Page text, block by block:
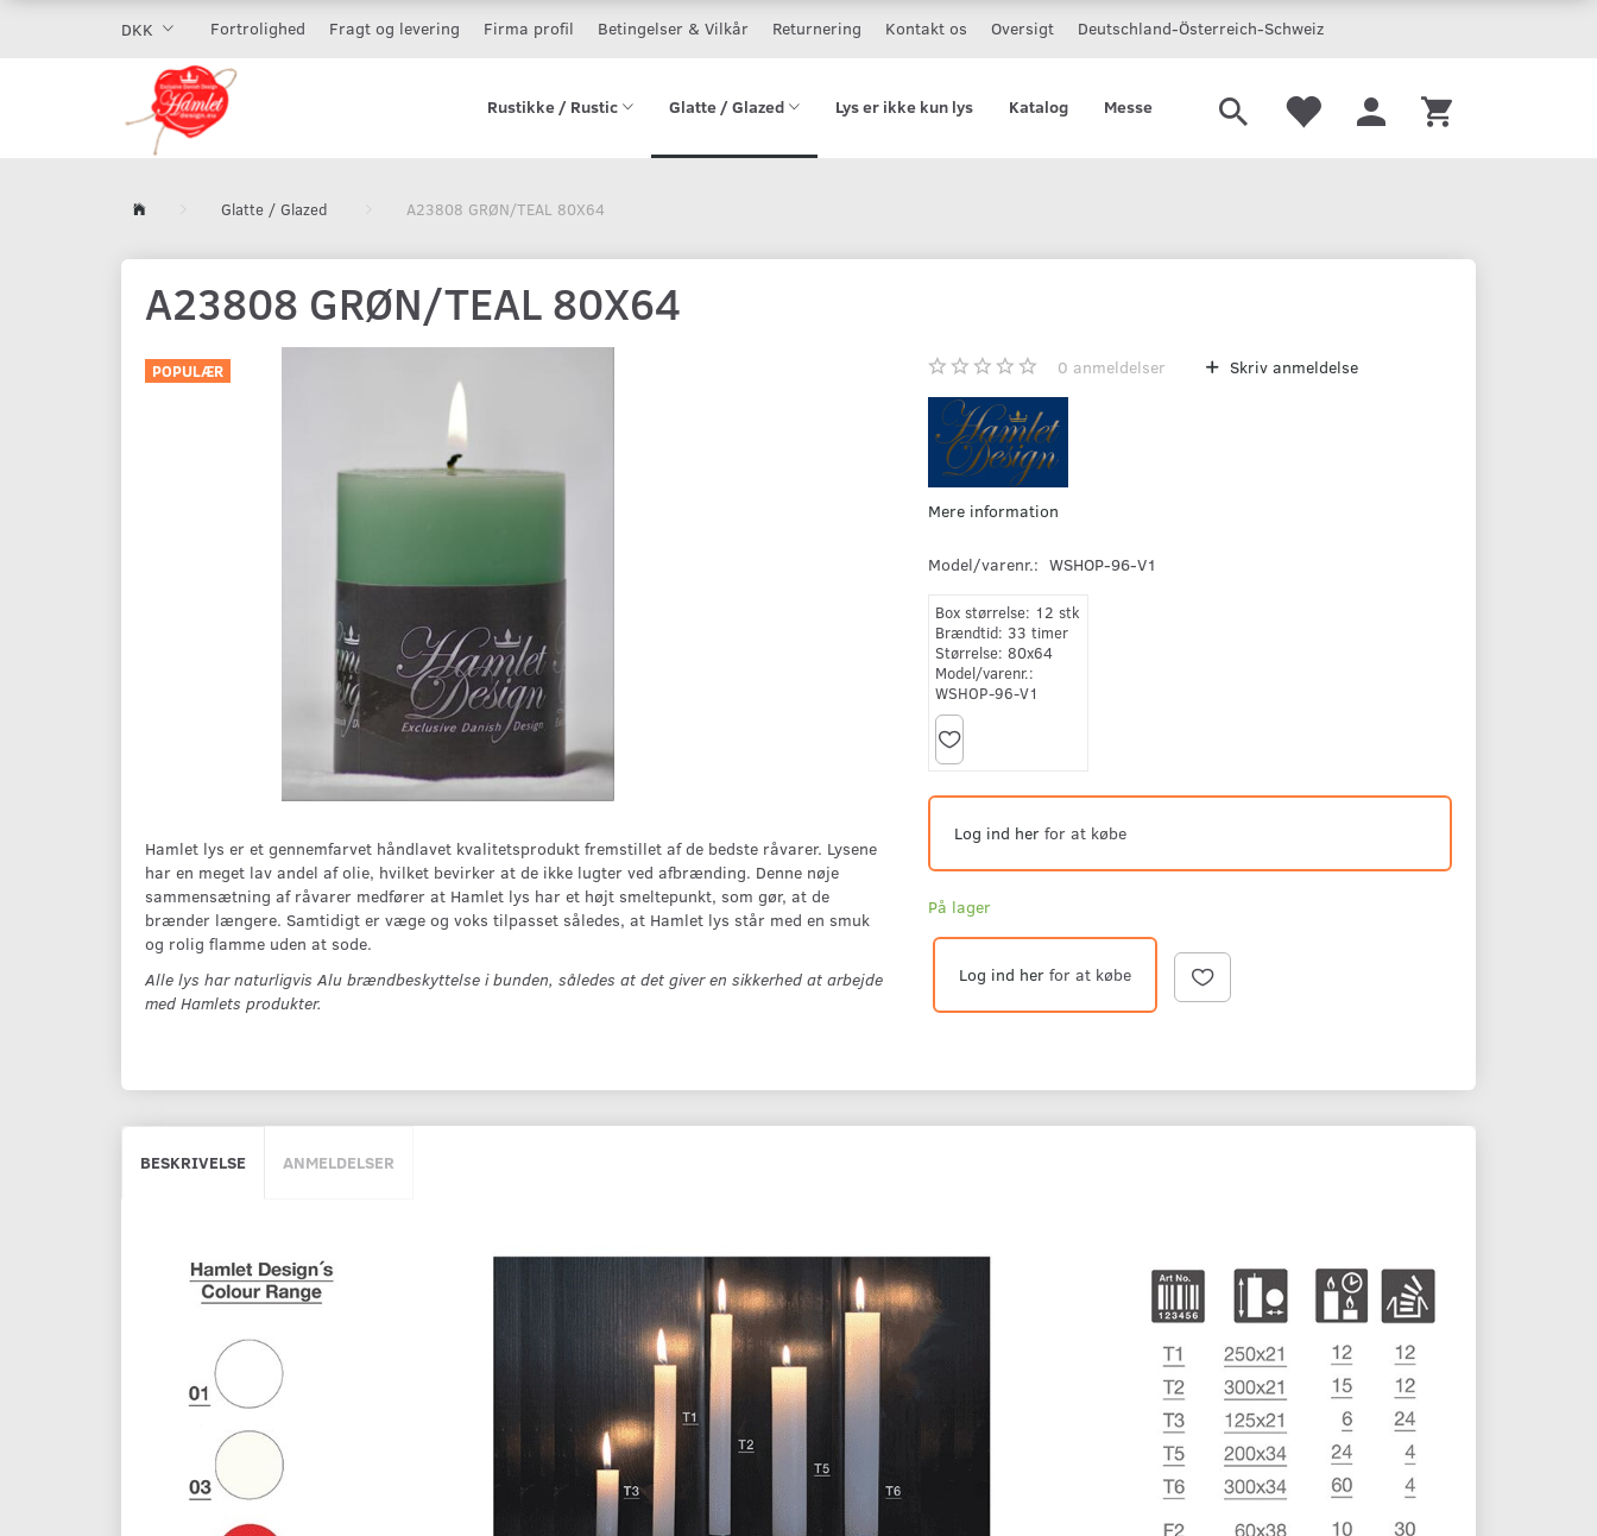
DKK Fortrolighed Fragt og levering Firma profil Betingelser & Vilkår Returnering Kontakt os Oversigt Deutschland-Österreich-Schweiz
Rustikke / Rustic Glatte / Glazed Lys er ikke kun lys Katalog Messe
Glatte / Glazed A23808 GRØN/TEAL 80X64
A23808 GRØN/TEAL 80X64
POPULÆR
Hamlet lys er et gennemfarvet håndlavet kvalitetsprodukt fremstillet af de bedste råvarer. Lysene
har en meget lav andel af olie, hvilket bevirker at de ikke lugter ved afbrænding. Denne nøje
sammensætning af råvarer medfører at Hamlet lys har et højt smeltepunkt, som gør, at de
brænder længere. Samtidigt er væge og voks tilpasset således, at Hamlet lys står med en smuk
og rolig flamme uden at sode.
Alle lys har naturligvis Alu brændbeskyttelse i bunden, således at det giver en sikkerhed at arbejde
med Hamlets produkter.
0 anmeldelser Skriv anmeldelse
Mere information
Model/varenr.: WSHOP-96-V1
Box størrelse: 12 stk
Brændtid: 33 timer
Størrelse:80x64
Model/varenr.:
WSHOP-96-V1
Log ind her for at købe
På lager
Log ind her for at købe
BESKRIVELSE ANMELDELSER